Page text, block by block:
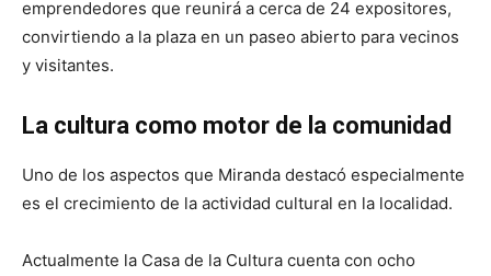
emprendedores que reunirá a cerca de 24 expositores,
convirtiendo a la plaza en un paseo abierto para vecinos
y visitantes.
La cultura como motor de la comunidad
Uno de los aspectos que Miranda destacó especialmente
es el crecimiento de la actividad cultural en la localidad.
Actualmente la Casa de la Cultura cuenta con ocho